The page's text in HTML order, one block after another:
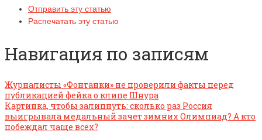
Отправить эту статью
Распечатать эту статью
Навигация по записям
Журналисты «Фонтанки» не проверили факты перед
публикацией фейка о клипе Шнура
Картинка, чтобы залипнуть: сколько раз Россия
выигрывала медальный зачет зимних Олимпиад? А кто
побеждал чаще всех?